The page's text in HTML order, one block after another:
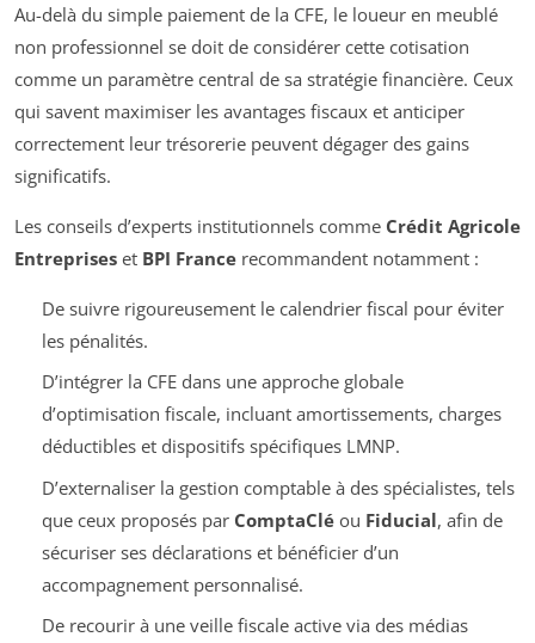
Au-delà du simple paiement de la CFE, le loueur en meublé
non professionnel se doit de considérer cette cotisation
comme un paramètre central de sa stratégie financière. Ceux
qui savent maximiser les avantages fiscaux et anticiper
correctement leur trésorerie peuvent dégager des gains
significatifs.
Les conseils d’experts institutionnels comme Crédit Agricole
Entreprises et BPI France recommandent notamment :
De suivre rigoureusement le calendrier fiscal pour éviter
les pénalités.
D’intégrer la CFE dans une approche globale
d’optimisation fiscale, incluant amortissements, charges
déductibles et dispositifs spécifiques LMNP.
D’externaliser la gestion comptable à des spécialistes, tels
que ceux proposés par ComptaCléou Fiducial, afin de
sécuriser ses déclarations et bénéficier d’un
accompagnement personnalisé.
De recourir à une veille fiscale active via des médias